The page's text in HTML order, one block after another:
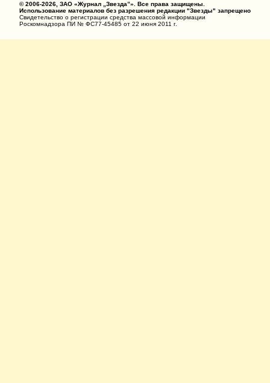
© 2006-2026, ЗАО «Журнал „Звезда”». Все права защищены.
Использование материалов без разрешения редакции "Звезды" запрещено
Свидетельство о регистрации средства массовой информации
Роскомнадзора ПИ № ФС77-45485 от 22 июня 2011 г.